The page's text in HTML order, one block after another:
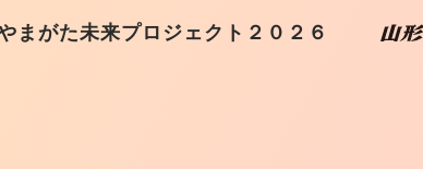
まがた未来プロジェクト２０２６